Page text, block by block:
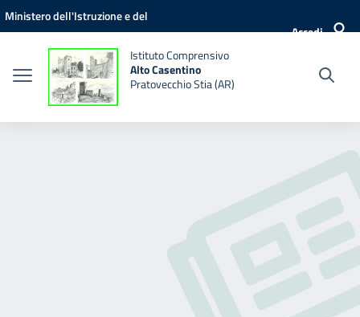
Vai ai contenuti
Vai al menu di navigazione
Vai al footer
Ministero dell'Istruzione e del
Accedi
Istituto Comprensivo
Alto Casentino
Pratovecchio Stia (AR)